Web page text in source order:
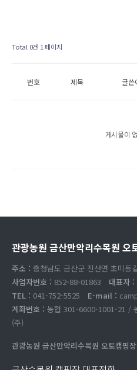
Total 0건 1 페이지
번호 제목 글쓴
게시물이
관광농원 금산만악리수목원 오
주소 : 충청남도 금산군 진산면 초미동
사업자번호 : 852-88-01863 대표자 :
TEL : 041-752-5525 E-mail :
계좌번호 : 농협 301-6600-1001-21 /
(주)
관광농원 금산만악리수목원 오토캠핑장